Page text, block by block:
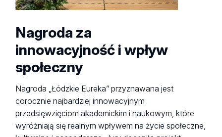
Nagroda za
innowacyjność i wpływ
społeczny
Nagroda „Łódzkie Eureka” przyznawana jest
corocznie najbardziej innowacyjnym
przedsięwzięciom akademickim i naukowym, które
wyróżniają się realnym wpływem na życie społeczne,